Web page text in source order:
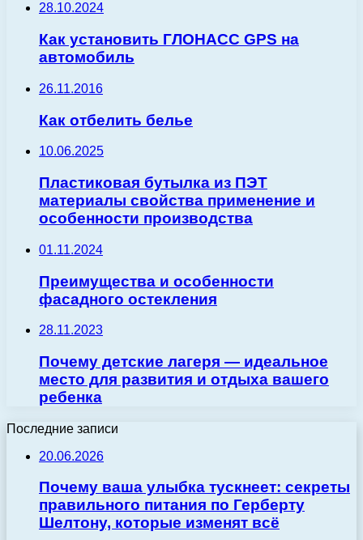
28.10.2024
Как установить ГЛОНАСС GPS на
автомобиль
26.11.2016
Как отбелить белье
10.06.2025
Пластиковая бутылка из ПЭТ
материалы свойства применение и
особенности производства
01.11.2024
Преимущества и особенности
фасадного остекления
28.11.2023
Почему детские лагеря — идеальное
место для развития и отдыха вашего
ребенка
Последние записи
20.06.2026
Почему ваша улыбка тускнеет: секреты
правильного питания по Герберту
Шелтону, которые изменят всё